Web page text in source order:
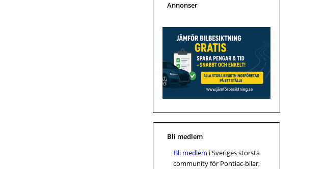
Annonser
Bli medlem
Bli medlem i Sveriges största
community för Pontiac-bilar,